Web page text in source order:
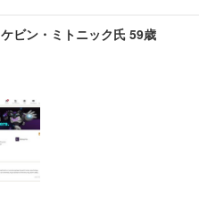
ビン・ミトニック氏 59歳